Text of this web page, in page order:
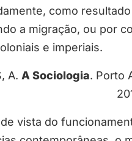
como
a migração, ou por
e imperiais.
A. A Sociologia. Porto
vista do